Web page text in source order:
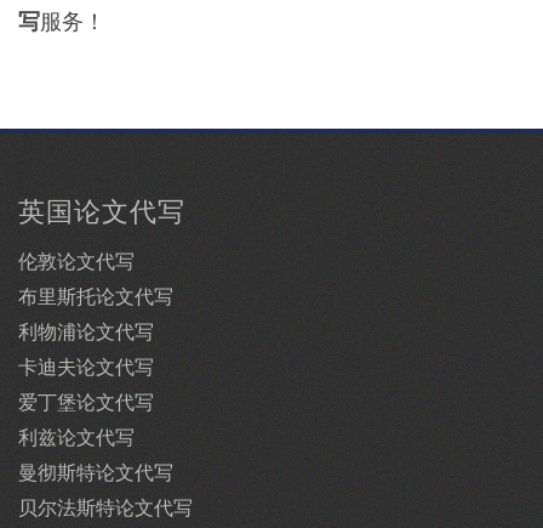
写服务！
英国论文代写
伦敦论文代写
布里斯托论文代写
利物浦论文代写
卡迪夫论文代写
爱丁堡论文代写
利兹论文代写
曼彻斯特论文代写
贝尔法斯特论文代写